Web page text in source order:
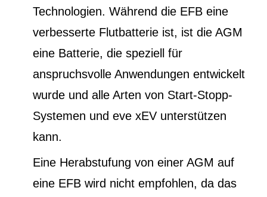
Technologien. Während die EFB eine
verbesserte Flutbatterie ist, ist die AGM
eine Batterie, die speziell für
anspruchsvolle Anwendungen entwickelt
wurde und alle Arten von Start-Stopp-
Systemen und eve xEV unterstützen
kann.
Eine Herabstufung von einer AGM auf
eine EFB wird nicht empfohlen, da das